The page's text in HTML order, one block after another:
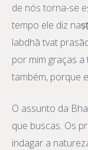
de nós torna-se
tempo ele diz
labdhā tvat
por mim graças
também, porque
O assunto da
que buscas. Os
indagar a